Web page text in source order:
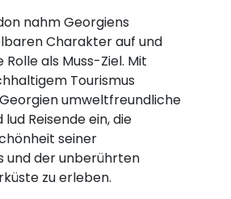
nahm Georgiens
Charakter auf und
als Muss-Ziel. Mit
Tourismus
umweltfreundliche
Reisende ein, die
seiner
und der unberührten
zu erleben.